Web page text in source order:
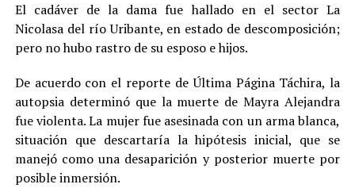
El cadáver de la dama fue hallado en el sector La
Nicolasa del río Uribante, en estado de descomposición;
pero no hubo rastro de su esposo e hijos.
De acuerdo con el reporte de Última Página Táchira, la
autopsia determinó que la muerte de Mayra Alejandra
fue violenta. La mujer fue asesinada con un arma blanca,
situación que descartaría la hipótesis inicial, que se
manejó como una desaparición y posterior muerte por
posible inmersión.